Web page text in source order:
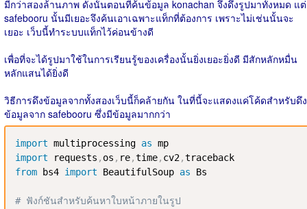
มีกว่าสองล้านภาพ ดังนั้นตอนที่ค้นข้อมูล konachan จึงดึงรูปมาทั้งหมด แต่
safebooru นั้นมีเยอะจึงค้นเอาเฉพาะแท็กที่ต้องการ เพราะไม่เช่นนั้นจะ
เยอะ เว็บนี้ทำระบบแท็กไว้ค่อนข้างดี
เพื่อที่จะได้รูปมาใช้ในการเรียนรู้ของเครื่องนั้นยิ่งเยอะยิ่งดี มีสักหลักหมื่น
หลักแสนได้ยิ่งดี
วิธีการดึงข้อมูลจากทั้งสองเว็บนี้ก็คล้ายกัน ในที่นี้จะแสดงแค่โค้ดสำหรับดึง
ข้อมูลจาก safebooru ซึ่งมีข้อมูลมากกว่า
import multiprocessing as
import requests , os , re,time, cv2,
from bs4 import BeautifulSoup as Bs
# ฟังก์ชันสำหรับค้นหาใบหน้าภายในรูป